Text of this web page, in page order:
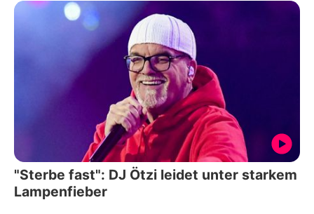
"Sterbe fast": DJ Ötzi leidet unter starkem
Lampenfieber